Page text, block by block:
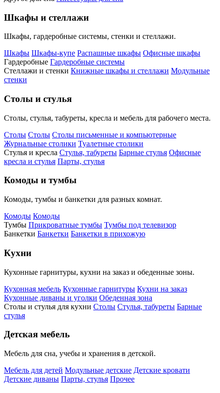
Шкафы и стеллажи
Шкафы, гардеробные системы, стенки и стеллажи.
Шкафы Шкафы-купе Распашные шкафы Офисные шкафы
Гардеробные Гардеробные системы
Стеллажи и стенки Книжные шкафы и стеллажи Модульные
стенки
Столы и стулья
Столы, стулья, табуреты, кресла и мебель для рабочего места.
Столы Столы Столы письменные и компьютерные
Журнальные столики Туалетные столики
Стулья и кресла Стулья, табуреты Барные стулья Офисные
кресла и стулья Парты, стулья
Комоды и тумбы
Комоды, тумбы и банкетки для разных комнат.
Комоды Комоды
Тумбы Прикроватные тумбы Тумбы под телевизор
Банкетки Банкетки Банкетки в прихожую
Кухни
Кухонные гарнитуры, кухни на заказ и обеденные зоны.
Кухонная мебель Кухонные гарнитуры Кухни на заказ
Кухонные диваны и уголки Обеденная зона
Столы и стулья для кухни Столы Стулья, табуреты Барные
стулья
Детская мебель
Мебель для сна, учебы и хранения в детской.
Мебель для детей Модульные детские Детские кровати
Детские диваны Парты, стулья Прочее